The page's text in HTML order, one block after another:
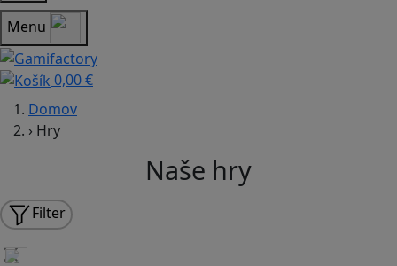
Menu
0,00 €
Domov
› Hry
Naše hry
Filter